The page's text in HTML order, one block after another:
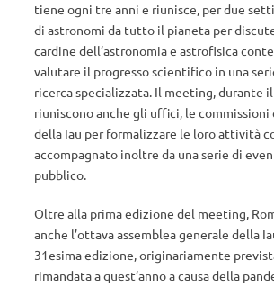
tiene ogni tre anni e riunisce, per due
di astronomi da tutto il pianeta per
cardine dell’astronomia e astrofisica
valutare il progresso scientifico in una
ricerca specializzata. Il meeting, durante
riuniscono anche gli uffici, le commissioni
della Iau per formalizzare le loro attività
accompagnato inoltre da una serie di
pubblico.
Oltre alla prima edizione del meeting,
anche l’ottava assemblea generale della
31esima edizione, originariamente
rimandata a quest’anno a causa della